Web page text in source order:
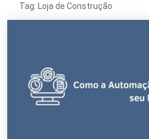
Tag: Loja de Construção